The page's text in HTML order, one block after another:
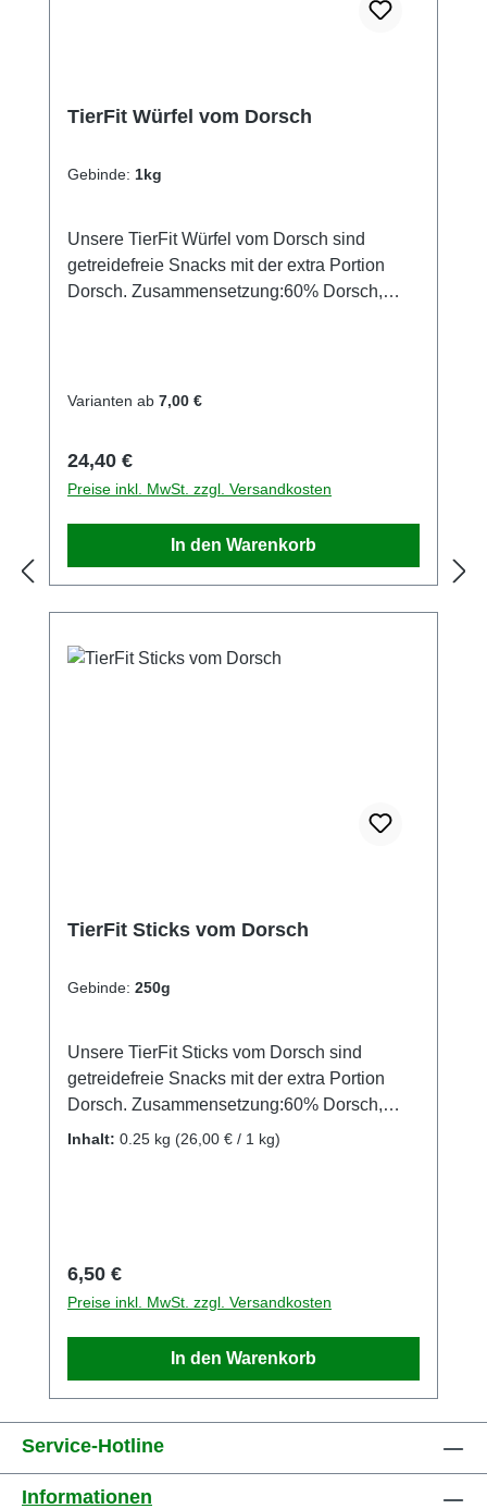
TierFit Würfel vom Dorsch
Gebinde: 1kg
Unsere TierFit Würfel vom Dorsch sind
getreidefreie Snacks mit der extra Portion
Dorsch. Zusammensetzung:60% Dorsch,
4,4%Feuchtigkeit: 7,5%
Kauartikel von TierFit sind Naturprodukte und
unterliegen natürlichen Schwankungen.Sie
können in Form, Farbe, Gewicht und Größe
voneinader abweichen. Für dieGleichheit
Varianten ab 7,00 €
Regulärer Preis:
24,40 €
Preise inkl. MwSt. zzgl. Versandkosten
In den Warenkorb
TierFit Sticks vom Dorsch
Gebinde: 250g
Unsere TierFit Sticks vom Dorsch sind
getreidefreie Snacks mit der extra Portion
Dorsch. Zusammensetzung:60% Dorsch,
20% Flunder, 20% Lachs Analytische
Naturprodukte und unterliegen natürlichen
Schwankungen.Sie können in Form, Farbe,
Gewicht und Größe voneinader abweichen.
Für dieGleichheit dieser Produkte können wir
Inhalt: 0.25 kg (26,00 € / 1 kg)
Regulärer Preis:
6,50 €
Preise inkl. MwSt. zzgl. Versandkosten
In den Warenkorb
Service-Hotline
Informationen